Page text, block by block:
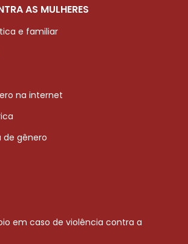
AS MULHERES
e familiar
na internet
de gênero
em caso de violência contra a